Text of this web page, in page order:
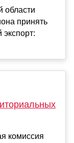
области
принять
комиссия